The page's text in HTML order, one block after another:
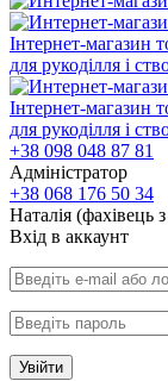
Інтернет-магазин
для рукоділля і
Інтернет-магазин
для рукоділля і
+38 098 048 87 81
Адміністратор
+38 068 176 50 34
Наталія (фахівець
Вхiд в аккаунт
Увійти